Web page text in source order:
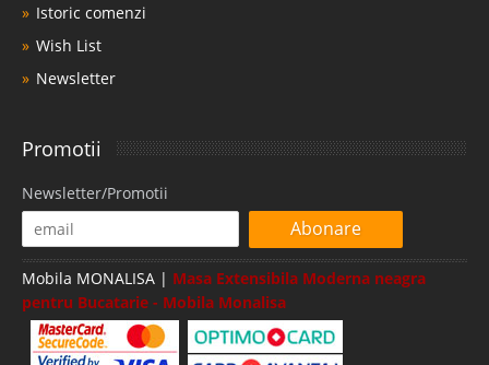
Istoric comenzi
Wish List
Newsletter
Promotii
Newsletter/Promotii
Abonare
Mobila MONALISA | Masa Extensibila Moderna neagra
pentru Bucatarie - Mobila Monalisa